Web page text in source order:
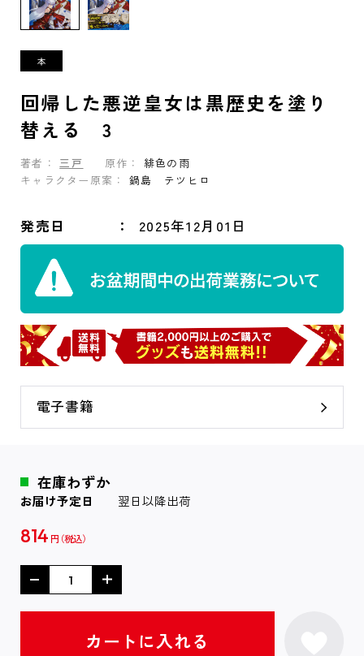
回帰した悪逆皇女は黒歴史を塗り
替える 3
著者： 三戸 原作：
緋色の雨
キャラクター原案：
鍋島 テツヒロ
発売日 2025年12月01日
電子書籍
在庫わずか
お届け予定日 翌日以降出荷
814 円